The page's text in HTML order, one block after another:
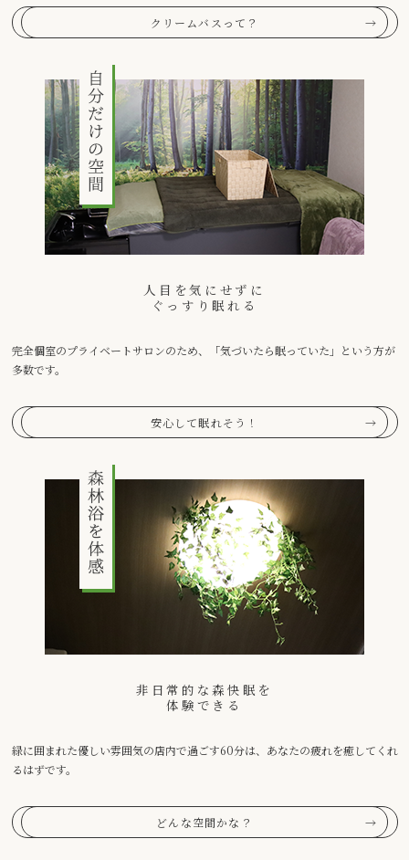
クリームバスって？
人目を気にせずに
ぐっすり眠れる
完全個室のプライベートサロンのため、「気づいたら眠っていた」という方が
多数です。
安心して眠れそう！
非日常的な森快眠を
体験できる
緑に囲まれた優しい雰囲気の店内で過ごす60分は、あなたの疲れを癒してくれ
るはずです。
どんな空間かな？